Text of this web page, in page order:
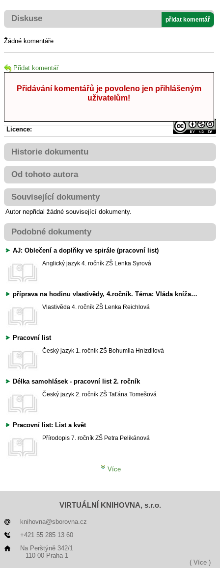
Diskuse přidat komentář
Žádné komentáře
Přidat komentář
Přidávání komentářů je povoleno jen přihlášeným
uživatelům!
Licence:
Historie dokumentu
Od tohoto autora
Související dokumenty
Autor nepřidal žádné související dokumenty.
Podobné dokumenty
AJ: Oblečení a doplňky ve spirále (pracovní list)
Anglický jazyk 4. ročník ZŠ Lenka Syrová
příprava na hodinu vlastivědy, 4.ročník. Téma: Vláda knížat a králů rodu Přemyslovců (teorie, opakování, pracovní list, spojovačky,doplňovačka, křížovky..)
Vlastivěda 4. ročník ZŠ Lenka Reichlová
Pracovní list
Český jazyk 1. ročník ZŠ Bohumila Hnízdilová
Délka samohlásek - pracovní list 2. ročník
Český jazyk 2. ročník ZŠ Taťána Tomešová
Pracovní list: List a květ
Přírodopis 7. ročník ZŠ Petra Pelikánová
Více
VIRTUÁLNÍ KNIHOVNA, s.r.o.
knihovna@sborovna.cz
+421 55 285 13 60
Na Perštýně 342/1
110 00 Praha 1
( Více )